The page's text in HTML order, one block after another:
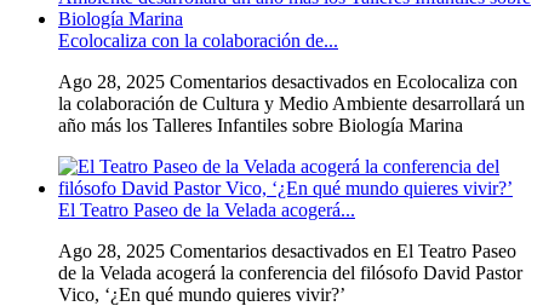
Ecolocaliza con la colaboración de...
Ago 28, 2025 Comentarios desactivados en Ecolocaliza con
la colaboración de Cultura y Medio Ambiente desarrollará un
año más los Talleres Infantiles sobre Biología Marina
El Teatro Paseo de la Velada acogerá...
Ago 28, 2025 Comentarios desactivados en El Teatro Paseo
de la Velada acogerá la conferencia del filósofo David Pastor
Vico, ‘¿En qué mundo quieres vivir?’